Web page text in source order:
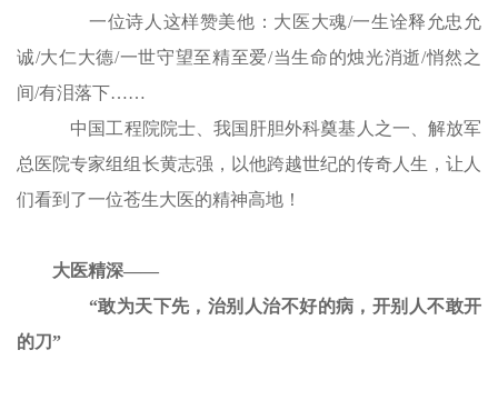
一位诗人这样赞美他：大医大魂/一生诠释允忠允
诚/大仁大德/一世守望至精至爱/当生命的烛光消逝/悄然之
间/有泪落下……
中国工程院院士、我国肝胆外科奠基人之一、解放军
总医院专家组组长黄志强，以他跨越世纪的传奇人生，让人
们看到了一位苍生大医的精神高地！
大医精深——
“敢为天下先，治别人治不好的病，开别人不敢开
的刀”